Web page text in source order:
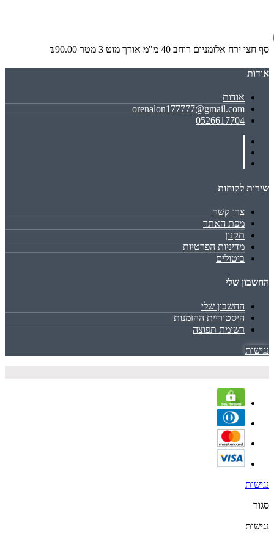
סף חצי ירח אלומניום רוחב 40 מ"מ אורך מוט 3 מטר ₪90.00
אודות
אודות
orenalon177777@gmail.com
0526617704
שירות לקוחות
צרו קשר
מפת האתר
תקנון
מדיניות הפרטיות
ביטולים
החשבון שלי
החשבון שלי
היסטוריית ההזמנות
רשימת תפוצה
נגישות
נגישות
סגור
נגישות